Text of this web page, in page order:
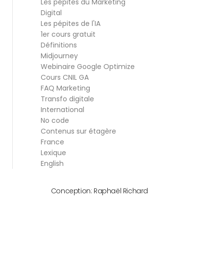
Digital
Les pépites de l'IA
1er cours gratuit
Définitions
Midjourney
Webinaire Google Optimize
Cours CNIL GA
FAQ Marketing
Transfo digitale
International
No code
Contenus sur étagère
France
Lexique
English
Conception: Raphaël Richard